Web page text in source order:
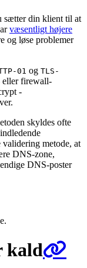
sætter din klient til at
væsentligt højere
og løse problemer
01 og TLS-
eller firewall-
-
skyldes ofte
metode, at
DNS-zone,
DNS-poster
kald